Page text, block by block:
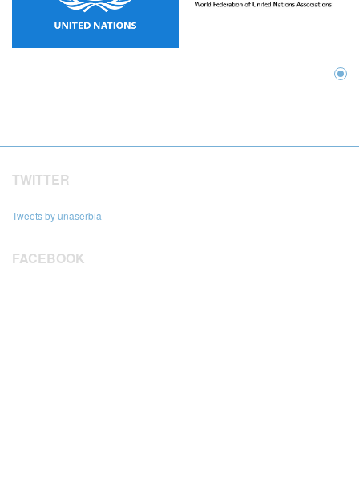
TWITTER
Tweets by unaserbia
FACEBOOK